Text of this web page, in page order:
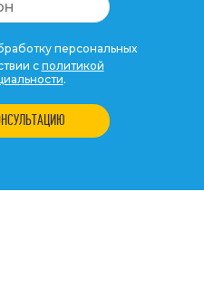
персональных
сполитикой
.